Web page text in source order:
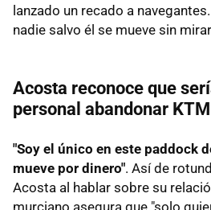
lanzado un recado a
nadie salvo él se mueve sin
Acosta reconoce que
personal abandonar KTM
"Soy el único en este paddock
mueve por dinero". Así de
Acosta al hablar sobre su
murciano asegura que "solo